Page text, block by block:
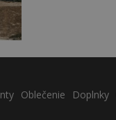
Oblečenie Doplnky